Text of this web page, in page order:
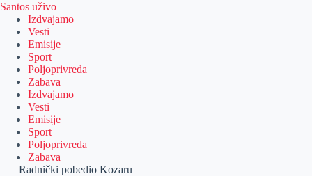
Santos uživo
Izdvajamo
Vesti
Emisije
Sport
Poljoprivreda
Zabava
Izdvajamo
Vesti
Emisije
Sport
Poljoprivreda
Zabava
Radnički pobedio Kozaru